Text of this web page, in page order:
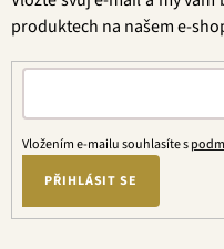
produktech na našem e-
Vložením e-mailu souhlasíte s
PŘIHLÁSIT SE